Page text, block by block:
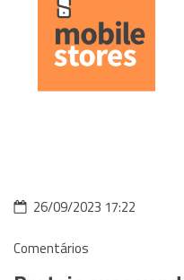
26/09/2023 17:22
Comentários